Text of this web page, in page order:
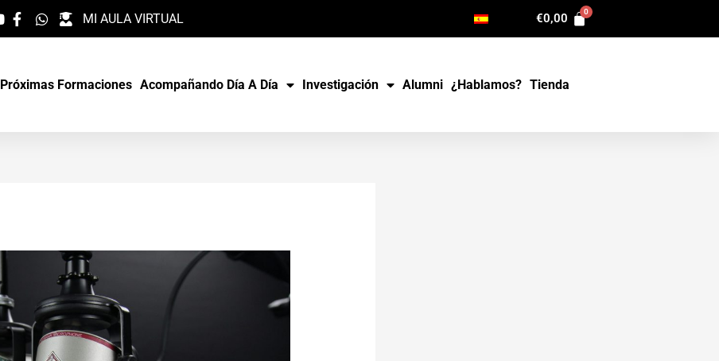
MI AULA VIRTUAL €0,00
Próximas Formaciones Acompañando Día A Día Investigación Alumni ¿Hablamos? Tienda